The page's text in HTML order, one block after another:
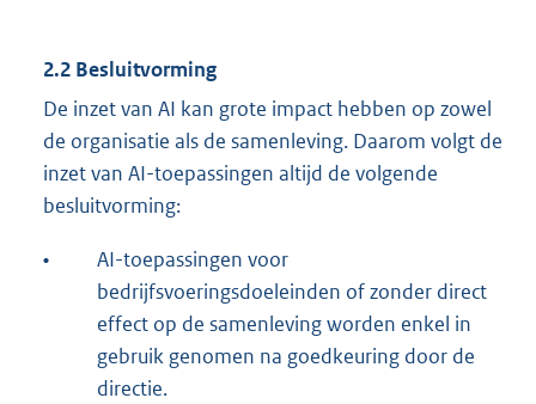
2.2 Besluitvorming
De inzet van AI kan grote impact hebben op zowel
de organisatie als de samenleving. Daarom volgt de
inzet van AI-toepassingen altijd de volgende
besluitvorming:
•
AI-toepassingen voor
bedrijfsvoeringsdoeleinden of zonder direct
effect op de samenleving worden enkel in
gebruik genomen na goedkeuring door de
directie.